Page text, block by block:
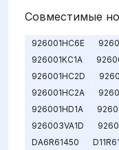
Совместимые
926001HC6E
926001KC1A
926001HC2D
926001HC2A
926001HD1A
926003VA1D
DA6R61450